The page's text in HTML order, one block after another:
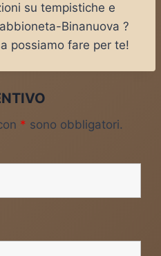
su tempistiche e
Binanuova ?
possiamo fare per te!
* sono obbligatori.